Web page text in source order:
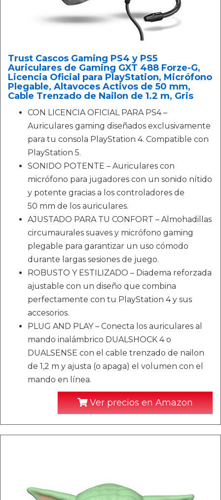
Trust Cascos Gaming PS4 y PS5
Auriculares de Gaming GXT 488 Forze-G,
Licencia Oficial para PlayStation, Micrófono
Plegable, Altavoces Activos de 50 mm,
Cable Trenzado de Nailon de 1.2 m, Gris
CON LICENCIA OFICIAL PARA PS4 –
Auriculares gaming diseñados exclusivamente
para tu consola PlayStation 4. Compatible con
PlayStation 5.
SONIDO POTENTE – Auriculares con
micrófono para jugadores con un sonido nítido
y potente gracias a los controladores de
50 mm de los auriculares.
AJUSTADO PARA TU CONFORT – Almohadillas
circumaurales suaves y micrófono gaming
plegable para garantizar un uso cómodo
durante largas sesiones de juego.
ROBUSTO Y ESTILIZADO – Diadema reforzada
ajustable con un diseño que combina
perfectamente con tu PlayStation 4 y sus
accesorios.
PLUG AND PLAY – Conecta los auriculares al
mando inalámbrico DUALSHOCK 4 o
DUALSENSE con el cable trenzado de nailon
de 1,2 m y ajusta (o apaga) el volumen con el
mando en línea.
Ver precios en Amazon